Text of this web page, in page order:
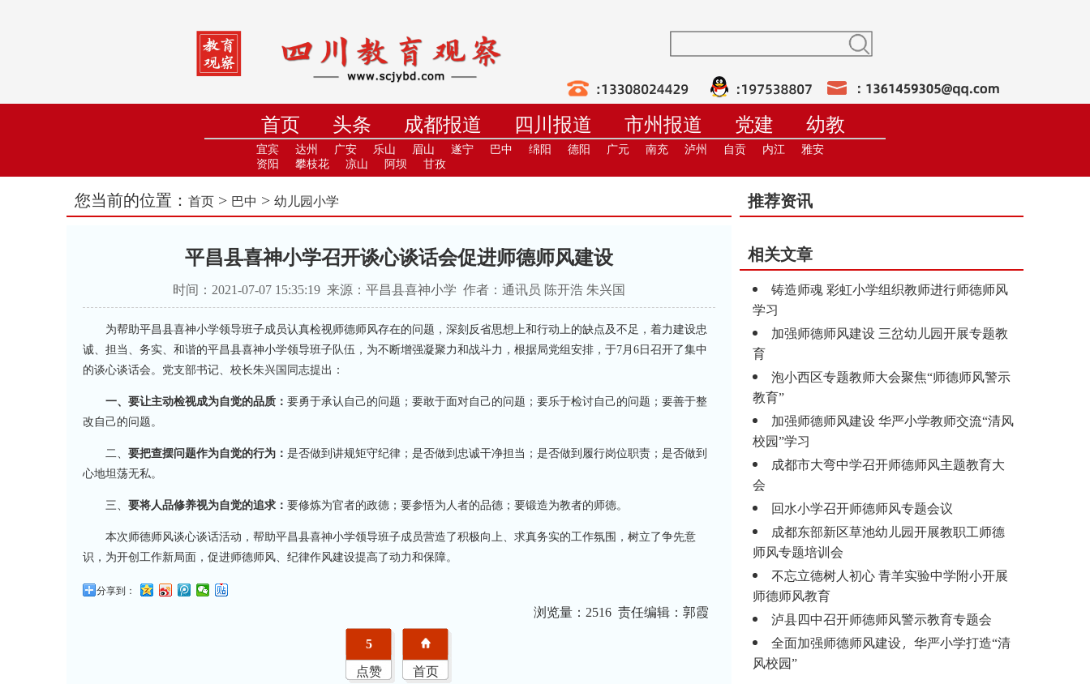
首页 头条 成都报道 四川报道 市州报道 党建
幼教
小学
中学 职教 高校 社教 健康 培训 在线直播
宜宾 达州 广安 乐山 眉山 遂宁 巴中 绵阳 德阳 广元 南充 泸州 自贡 内江
雅安
资阳
攀枝花 凉山 阿坝 甘孜
您当前的位置： 首页 > 巴中 > 幼儿园小学
平昌县喜神小学召开谈心谈话会促进师德师风建设
时间：2021-07-07 15:35:19 来源：平昌县喜神小学 作者：通讯员 陈开浩 朱兴国
为帮助平昌县喜神小学领导班子成员认真检视师德师风存在的问题，深刻反省思想上和行动上的缺点及不足，着力建设忠
诚、担当、务实、和谐的平昌县喜神小学领导班子队伍，为不断增强凝聚力和战斗力，根据局党组安排，于7月6日召开了集中
的谈心谈话会。党支部书记、校长朱兴国同志提出：
一、要让主动检视成为自觉的品质： 要勇于承认自己的问题；要敢于面对自己的问题；要乐于检讨自己的问题；要善于整
改自己的问题。
二、 要把查摆问题作为自觉的行为： 是否做到讲规矩守纪律；是否做到忠诚干净担当；是否做到履行岗位职责；是否做到
心地坦荡无私。
三、 要将人品修养视为自觉的追求： 要修炼为官者的政德；要参悟为人者的品德；要锻造为教者的师德。
本次师德师风谈心谈话活动，帮助平昌县喜神小学领导班子成员营造了积极向上、求真务实的工作氛围，树立了争先意
识，为开创工作新局面，促进师德师风、纪律作风建设提高了动力和保障。
分享到：
浏览量： 2516 责任编辑：郭霞
5
点赞
首页
推荐资讯
相关文章
铸造师魂 彩虹小学组织教师进行师德师风
学习
加强师德师风建设 三岔幼儿园开展专题教
育
泡小西区专题教师大会聚焦“师德师风警示
教育”
加强师德师风建设 华严小学教师交流“清风
校园”学习
成都市大弯中学召开师德师风主题教育大
会
回水小学召开师德师风专题会议
成都东部新区草池幼儿园开展教职工师德
师风专题培训会
不忘立德树人初心 青羊实验中学附小开展
师德师风教育
泸县四中召开师德师风警示教育专题会
全面加强师德师风建设，华严小学打造“清
风校园”